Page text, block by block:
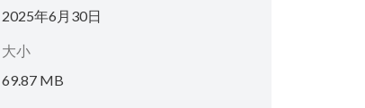
2025年6月30日
大小
69.87 MB